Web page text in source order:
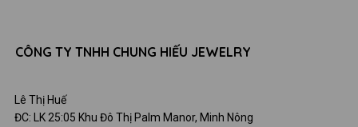
CÔNG TY TNHH CHUNG HIẾU JEWELRY
Lê Thị Huế
ĐC: LK 25:05 Khu Đô Thị Palm Manor, Minh Nông